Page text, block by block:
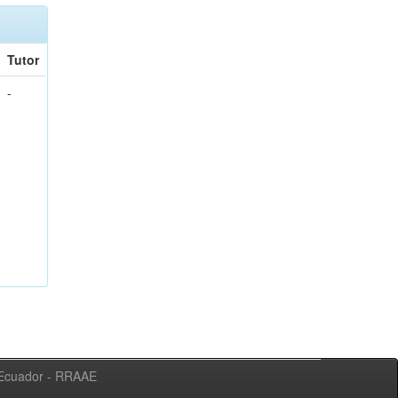
Tutor
-
- RRAAE